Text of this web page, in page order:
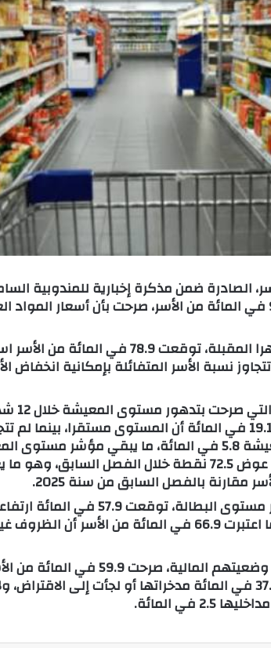
الصادرة ضمن مذكرة إخبارية للمندوبية
اليوم الاثنين 20 أبريل 2026، أن 93.3 في المائة من الأسر، صرحت بأن
وارتباطا بتوقعات الأسر حول 12 شهرا المقبلة، توقعت 78.9
وأوضحت
بلغت 75.1 في المائة، فيما اعتبرت 19.1 في المائة أن المستوى مستقرا،
التي تحدثت عن تحسن مستوى المعيشة 5.8 في المائة، ما يبقي
نطاق سلبي بلغ ناقص 69.3 نقطة، عوض 72.5 نقطة خلال الفصل
مقارنة بالفصل السابق من سنة 2025.
وحول تصورات الأسر بخصوص تطور مستوى
البطالة خلال 12 شهرا المقبلة، بينما اعتبرت 66.9 في المائة من
وارتباطا بإحساس الأسر حول تحسن وضعيتهم
تغطي مصاريفها، فيما استنزفت 37.5 في المائة مدخراتها أو لجأت إلى
في المائة.